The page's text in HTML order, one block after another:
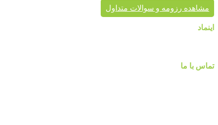
مشاهده رزومه و سوالات متداول
اینماد
تماس با ما